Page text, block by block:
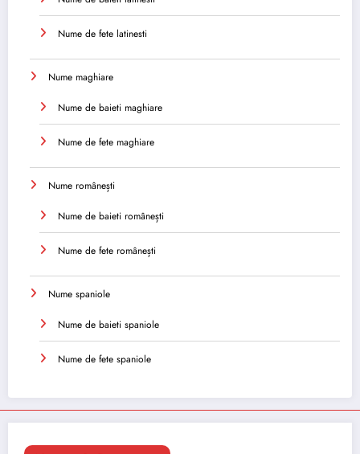
Nume de fete latinesti
Nume maghiare
Nume de baieti maghiare
Nume de fete maghiare
Nume românești
Nume de baieti românești
Nume de fete românești
Nume spaniole
Nume de baieti spaniole
Nume de fete spaniole